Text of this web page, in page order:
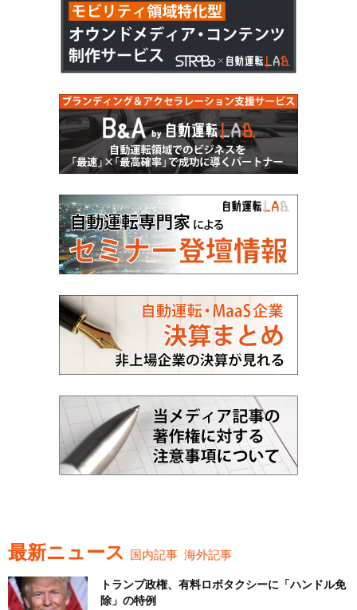
最新ニュース 国内記事 海外記事
トランプ政権、有料ロボタクシーに「ハンドル免
除」の特例